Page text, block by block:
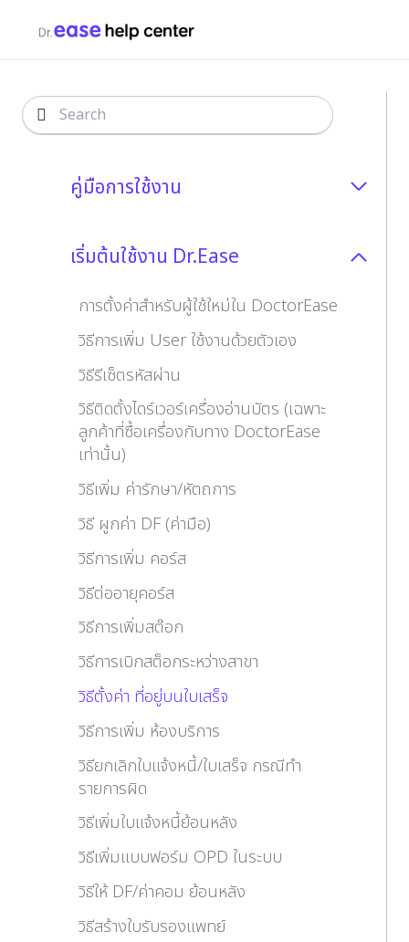
คู่มือการใช้งาน
เริ่มต้นใช้งาน Dr.Ease
การตั้งค่าสำหรับผู้ใช้ใหม่ใน DoctorEase
วิธีการเพิ่ม User ใช้งานด้วยตัวเอง
วิธีรีเซ็ตรหัสผ่าน
วิธีติดตั้งไดร์เวอร์เครื่องอ่านบัตร (เฉพาะ
ลูกค้าที่ซื้อเครื่องกับทาง DoctorEase
เท่านั้น)
วิธีเพิ่ม ค่ารักษา/หัตถการ
วิธี ผูกค่า DF (ค่ามือ)
วิธีการเพิ่ม คอร์ส
วิธีต่ออายุคอร์ส
วิธีการเพิ่มสต๊อก
วิธีการเบิกสต็อกระหว่างสาขา
วิธีตั้งค่า ที่อยู่บนใบเสร็จ
วิธีการเพิ่ม ห้องบริการ
วิธียกเลิกใบแจ้งหนี้/ใบเสร็จ กรณีทำ
รายการผิด
วิธีเพิ่มใบแจ้งหนี้ย้อนหลัง
วิธีเพิ่มแบบฟอร์ม OPD ในระบบ
วิธีให้ DF/ค่าคอม ย้อนหลัง
วิธีสร้างใบรับรองแพทย์